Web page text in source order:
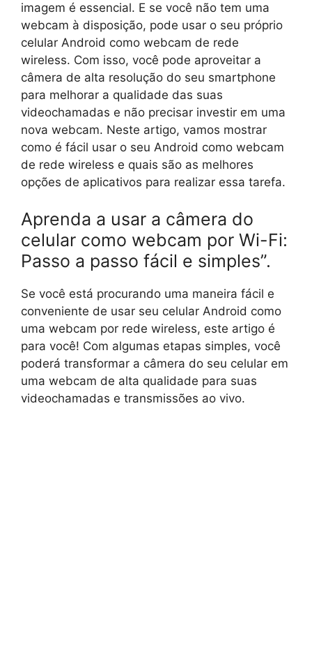
imagem é essencial. E se você não tem uma
webcam à disposição, pode usar o seu próprio
celular Android como webcam de rede
wireless. Com isso, você pode aproveitar a
câmera de alta resolução do seu smartphone
para melhorar a qualidade das suas
videochamadas e não precisar investir em uma
nova webcam. Neste artigo, vamos mostrar
como é fácil usar o seu Android como webcam
de rede wireless e quais são as melhores
opções de aplicativos para realizar essa tarefa.
Aprenda a usar a câmera do
celular como webcam por Wi-Fi:
Passo a passo fácil e simples”.
Se você está procurando uma maneira fácil e
conveniente de usar seu celular Android como
uma webcam por rede wireless, este artigo é
para você! Com algumas etapas simples, você
poderá transformar a câmera do seu celular em
uma webcam de alta qualidade para suas
videochamadas e transmissões ao vivo.